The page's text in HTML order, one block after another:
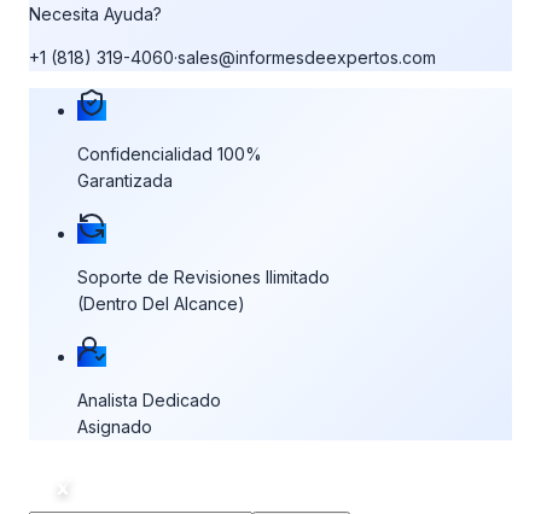
Necesita Ayuda?
+1 (818) 319-4060·sales@informesdeexpertos.com
Nuestras garantías de compra
Confidencialidad 100%
Garantizada
Soporte de Revisiones Ilimitado
(Dentro Del Alcance)
Analista Dedicado
Asignado